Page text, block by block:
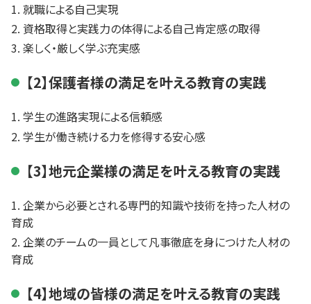
就職による自己実現
資格取得と実践力の体得による自己肯定感の取得
楽しく・厳しく学ぶ充実感
【2】保護者様の満足を叶える教育の実践
学生の進路実現による信頼感
学生が働き続ける力を修得する安心感
【3】地元企業様の満足を叶える教育の実践
企業から必要とされる専門的知識や技術を持った人材の
育成
企業のチームの一員として凡事徹底を身につけた人材の
育成
【4】地域の皆様の満足を叶える教育の実践